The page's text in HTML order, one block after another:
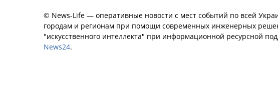
© News-Life — оперативные новости с мест событий по всей
городам и регионам при помощи современных инженерных
"искусственного интеллекта" при информационной ресурсной
News24.